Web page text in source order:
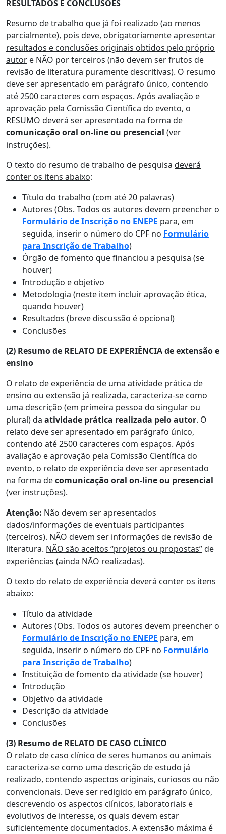
RESULTADOS E CONCLUSÕES
Resumo de trabalho que já foi realizado (ao menos
parcialmente), pois deve, obrigatoriamente apresentar
resultados e conclusões originais obtidos pelo próprio
autor e NÃO por terceiros (não devem ser frutos de
revisão de literatura puramente descritivas). O resumo
deve ser apresentado em parágrafo único, contendo
até 2500 caracteres com espaços. Após avaliação e
aprovação pela Comissão Científica do evento, o
RESUMO deverá ser apresentado na forma de
comunicação oral on-line ou presencial (ver
instruções).
O texto do resumo de trabalho de pesquisa deverá
conter os itens abaixo:
Título do trabalho (com até 20 palavras)
Autores (Obs. Todos os autores devem preencher o
Formulário de Inscrição no ENEPE para, em
seguida, inserir o número do CPF no Formulário
para Inscrição de Trabalho)
Órgão de fomento que financiou a pesquisa (se
houver)
Introdução e objetivo
Metodologia (neste item incluir aprovação ética,
quando houver)
Resultados (breve discussão é opcional)
Conclusões
(2) Resumo de RELATO DE EXPERIÊNCIA de extensão e
ensino
O relato de experiência de uma atividade prática de
ensino ou extensão já realizada, caracteriza-se como
uma descrição (em primeira pessoa do singular ou
plural) da atividade prática realizada pelo autor. O
relato deve ser apresentado em parágrafo único,
contendo até 2500 caracteres com espaços. Após
avaliação e aprovação pela Comissão Científica do
evento, o relato de experiência deve ser apresentado
na forma decomunicação oral on-line ou presencial
(ver instruções).
Atenção: Não devem ser apresentados
dados/informações de eventuais participantes
(terceiros). NÃO devem ser informações de revisão de
literatura. NÃO são aceitos “projetos ou propostas”de
experiências (ainda NÃO realizadas).
O texto do relato de experiência deverá conter os itens
abaixo:
Título da atividade
Autores (Obs. Todos os autores devem preencher o
Formulário de Inscrição no ENEPE para, em
seguida, inserir o número do CPF no Formulário
para Inscrição de Trabalho)
Instituição de fomento da atividade (se houver)
Introdução
Objetivo da atividade
Descrição da atividade
Conclusões
(3) Resumo de RELATO DE CASO CLÍNICO
O relato de caso clínico de seres humanos ou animais
caracteriza-se como uma descrição de estudo já
realizado, contendo aspectos originais, curiosos ou não
convencionais. Deve ser redigido em parágrafo único,
descrevendo os aspectos clínicos, laboratoriais e
evolutivos de interesse, os quais devem estar
suficientemente documentados. A extensão máxima é